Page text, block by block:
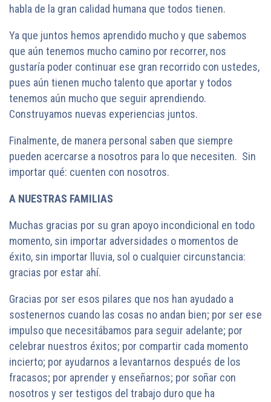
habla de la gran calidad humana que todos tienen.
Ya que juntos hemos aprendido mucho y que sabemos
que aún tenemos mucho camino por recorrer, nos
gustaría poder continuar ese gran recorrido con ustedes,
pues aún tienen mucho talento que aportar y todos
tenemos aún mucho que seguir aprendiendo.
Construyamos nuevas experiencias juntos.
Finalmente, de manera personal saben que siempre
pueden acercarse a nosotros para lo que necesiten. Sin
importar qué: cuenten con nosotros.
A NUESTRAS FAMILIAS
Muchas gracias por su gran apoyo incondicional en todo
momento, sin importar adversidades o momentos de
éxito, sin importar lluvia, sol o cualquier circunstancia:
gracias por estar ahí.
Gracias por ser esos pilares que nos han ayudado a
sostenernos cuando las cosas no andan bien; por ser ese
impulso que necesitábamos para seguir adelante; por
celebrar nuestros éxitos; por compartir cada momento
incierto; por ayudarnos a levantarnos después de los
fracasos; por aprender y enseñarnos; por soñar con
nosotros y ser testigos del trabajo duro que ha